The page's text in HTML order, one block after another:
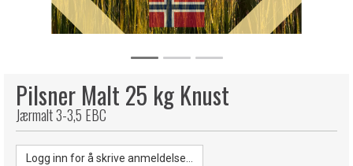
Pilsner Malt 25 kg Knust
Jærmalt 3-3,5 EBC
Logg inn for å skrive anmeldelse...